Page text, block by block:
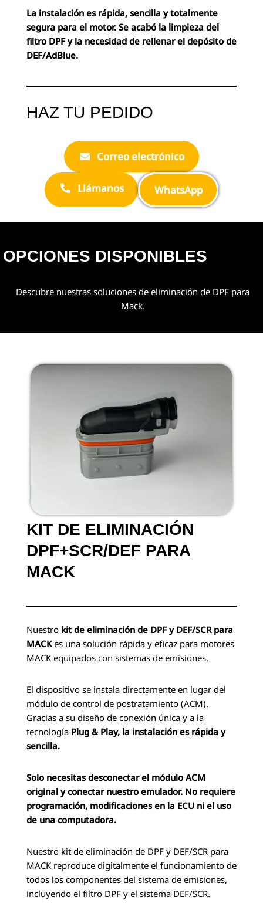
La instalación es rápida, sencilla y totalmente
segura para el motor. Se acabó la limpieza del
filtro DPF y la necesidad de rellenar el depósito de
DEF/AdBlue.
HAZ TU PEDIDO
Correo electrónico
Llámanos WhatsApp
OPCIONES DISPONIBLES
Descubre nuestras soluciones de eliminación de DPF para
Mack.
KIT DE ELIMINACIÓN
DPF+SCR/DEF PARA
MACK
Nuestrokit de eliminación de DPF y DEF/SCR para
MACKes una solución rápida y eficaz para motores
MACK equipados con sistemas de emisiones.
El dispositivo se instala directamente en lugar del
módulo de control de postratamiento (ACM).
Gracias a su diseño de conexión única y a la
tecnología Plug & Play, la instalación es rápida y
sencilla.
Solo necesitas desconectar el módulo ACM
original y conectar nuestro emulador. No requiere
programación, modificaciones en la ECU ni el uso
de una computadora.
Nuestro kit de eliminación de DPF y DEF/SCR para
MACK reproduce digitalmente el funcionamiento de
todos los componentes del sistema de emisiones,
incluyendo el filtro DPF y el sistema DEF/SCR.